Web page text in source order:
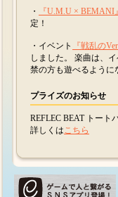
・ 『U.M.U × BEMANI』
定！
・イベント 『戦乱の
しました。 楽曲は、
禁の方も遊べるように
プライズのお知らせ
REFLEC BEAT トート
詳しくはこちら